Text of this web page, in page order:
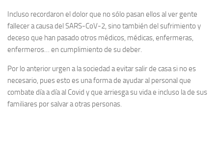
Incluso recordaron el dolor que no sólo pasan ellos al ver gente
fallecer a causa del SARS-CoV-2, sino también del sufrimiento y
deceso que han pasado otros médicos, médicas, enfermeras,
enfermeros… en cumplimiento de su deber.
Por lo anterior urgen a la sociedad a evitar salir de casa si no es
necesario, pues esto es una forma de ayudar al personal que
combate día a día al Covid y que arriesga su vida e incluso la de sus
familiares por salvar a otras personas.